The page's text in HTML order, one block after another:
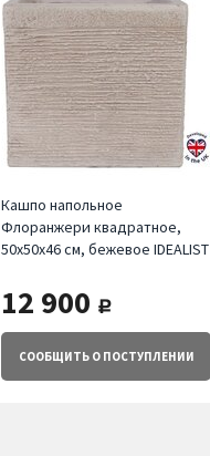
Кашпо напольное
Флоранжери квадратное,
50х50х46 см, бежевое IDEALIST
12 900 руб.
СООБЩИТЬО ПОСТУПЛЕНИИ